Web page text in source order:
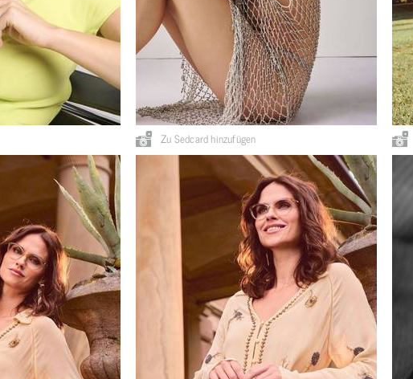
Zu Sedcard hinzufügen